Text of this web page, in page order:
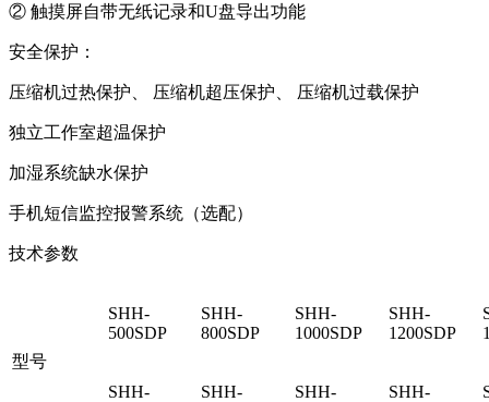
② 触摸屏自带无纸记录和U盘导出功能
安全保护：
压缩机过热保护、 压缩机超压保护、 压缩机过载保护
独立工作室超温保护
加湿系统缺水保护
手机短信监控报警系统（选配）
技术参数
型号
SHH-
500SDP
SHH-
800SDP
SHH-
1000SDP
SHH-
1200SDP
SHH-
SHH-
SHH-
SHH-